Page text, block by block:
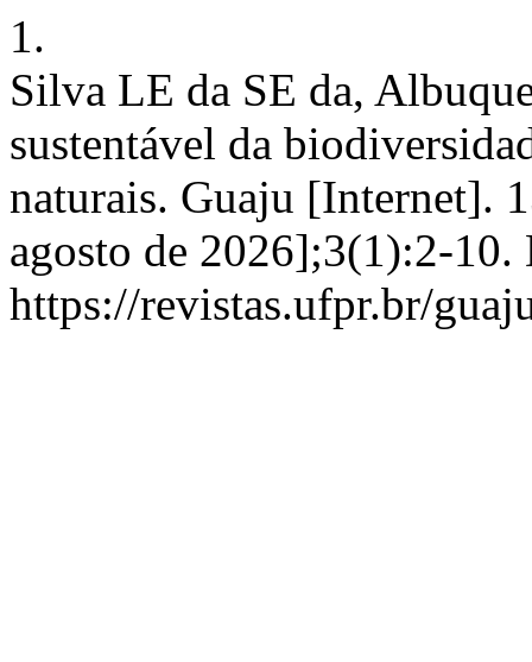
1.
Silva LE da SE da,
sustentável da
naturais. Guaju [Internet].
agosto de 2026];3(1):2-
https://revistas.ufpr.br/